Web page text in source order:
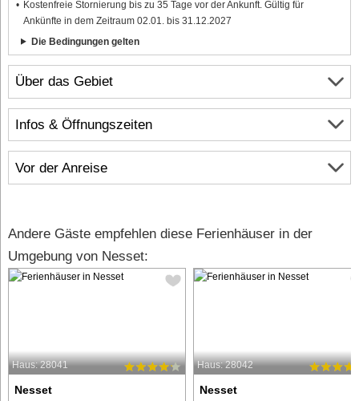
Über das Gebiet
Infos & Öffnungszeiten
Vor der Anreise
Kostenfreie Stornierung bis zu 35 Tage vor der Ankunft. Gültig für
Ankünfte in dem Zeitraum 02.01. bis 31.12.2027
Die Bedingungen gelten
Andere Gäste empfehlen diese Ferienhäuser in der
Umgebung von Nesset:
Haus: 28041
Nesset
Haus: 28042
Nesset